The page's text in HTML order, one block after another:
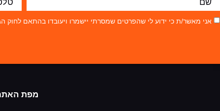
אני מאשר/ת כי ידוע לי שהפרטים שמסרתי יישמרו ויעובדו בהתאם לחוק הגנת הפרטיות,
מפת